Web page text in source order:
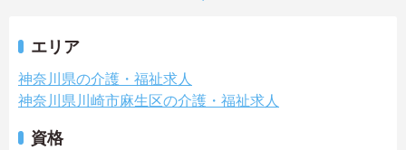
エリア
神奈川県の介護・福祉求人
神奈川県川崎市麻生区の介護・福祉求人
資格